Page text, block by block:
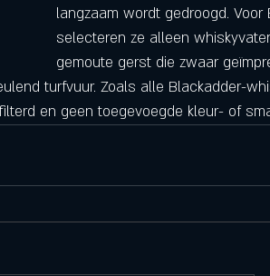
langzaam wordt gedroogd. Voor
selecteren ze alleen
gemoute gerst die zwaar
turfvuur. Zoals alle Blackadder-
en geen toegevoegde kleur- of